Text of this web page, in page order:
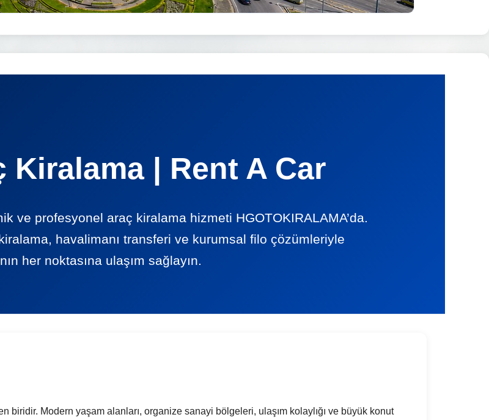
Kiralama | Rent A Car
ve profesyonel araç kiralama hizmeti HGOTOKIRALAMA’da.
havalimanı transferi ve kurumsal filo çözümleriyle
her noktasına ulaşım sağlayın.
biridir. Modern yaşam alanları, organize sanayi bölgeleri, ulaşım kolaylığı ve büyük konut